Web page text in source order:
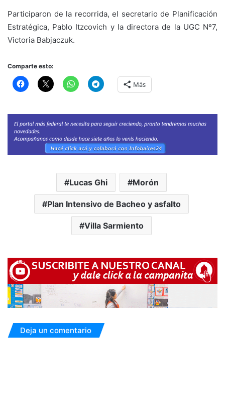
Participaron de la recorrida, el secretario de Planificación
Estratégica, Pablo Itzcovich y la directora de la UGC Nº7,
Victoria Babjaczuk.
Comparte esto:
Más
Lucas Ghi Morón
Plan Intensivo de Bacheo y asfalto
Villa Sarmiento
Deja un comentario